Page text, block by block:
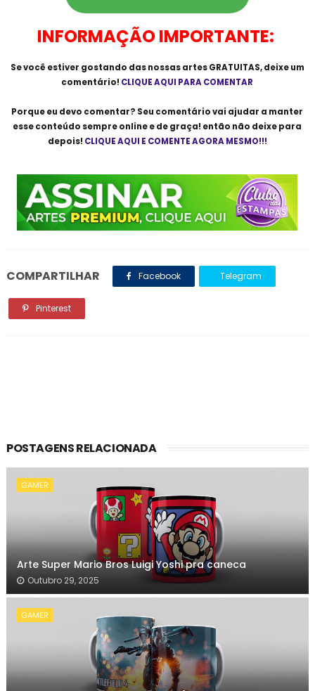
INFORMAÇÃO IMPORTANTE:
Se você estiver gostando das nossas artesGRATUITAS, deixe um
comentário! CLIQUE AQUI PARA COMENTAR
Porque eu devo comentar? Seu comentário vai ajudar a manter
esse conteúdo sempre online e de graça! então não deixe para
depois! CLIQUE AQUI E COMENTE AGORA MESMO!!!
COMPARTILHAR Facebook Telegram
Pinterest
POSTAGENS RELACIONADA
GAMER
Arte Super Mario Bros Luigi Yoshi pra caneca
Outubro 29, 2025
GAMER